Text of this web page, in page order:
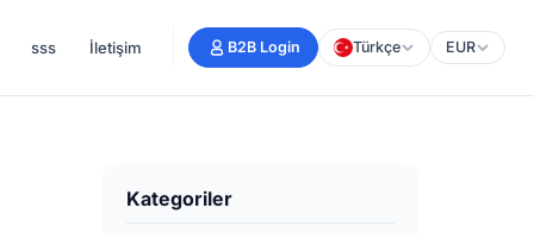
sss İletişim B2B Login Türkçe EUR
Kategoriler